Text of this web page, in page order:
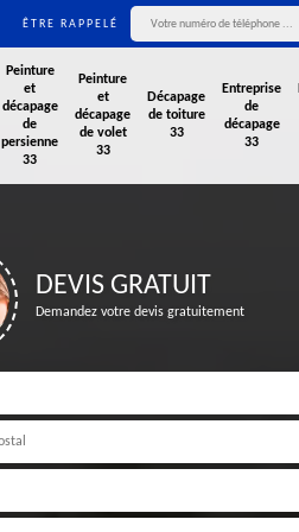
ÊTRE RAPPELÉ
Peinture
et
décapage
de
persienne
33
Peinture
et
décapage
de volet
33
Décapage
de toiture
33
Entreprise
de
décapage
33
DEVIS GRATUIT
Demandez votre devis gratuitement